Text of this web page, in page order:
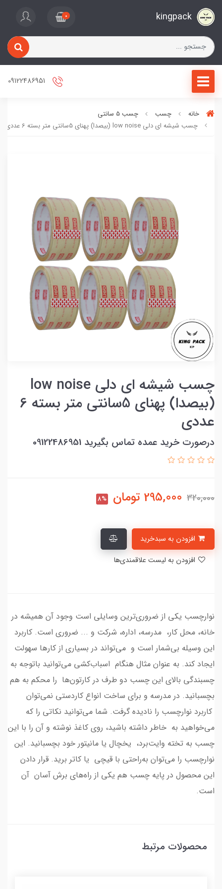
kingpack
0
خانه چسب
چسب 5 سانتی
چسب شیشه ای دلی low noise (بیصدا) پهنای 5سانتی متر بسته 6 عددی
چسب شیشه ای دلی low noise
(بیصدا) پهنای 5سانتی متر بسته 6
عددی
درصورت خرید عمده تماس بگیرید 09122486951
320,000
295,000 تومان 8%
نوارچسب یکی از ضروری‌ترین وسایلی است وجود آن همیشه در
خانه، محل کار، مدرسه، اداره، شرکت و ... ضروری است. کاربرد
این وسیله بی‌شمار است و می‌تواند در بسیاری از کارها سهولت
ایجاد کند. به عنوان مثال هنگام اسباب‌کشی می‌توانید باتوجه به
چسبندگی بالای این چسب دو طرف در کارتون‌ها را محکم به هم
بچسبانید. در مدرسه و برای ساخت انواع کاردستی نمی‌توان
کاربرد نوارچسب را نادیده گرفت. شما می‌توانید نکاتی را که
می‌خواهید به خاطر داشته باشید، روی کاغذ نوشته و آن را با این
چسب به تخته وایت‌برد، یخچال یا مانیتور خود بچسبانید. این
نوارچسب را می‌توان به‌راحتی با قیچی یا کاتر برید. قرار دادن
این محصول در پایه چسب هم یکی از راه‌های برش آسان آن
است.
محصولات مرتبط